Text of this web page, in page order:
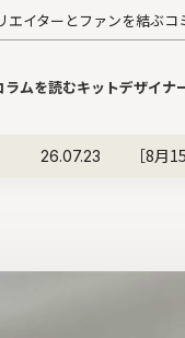
イターとファンを結ぶコ
ラムを読むキットデザイナ
26.07.23 ［8月